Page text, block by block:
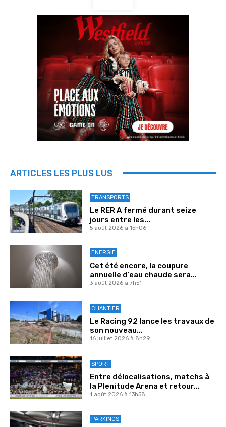
ARTICLES LES PLUS LUS
TRANSPORTS
Le RER A fermé durant seize
jours entre les...
5 août 2026 à 15h06
ENERGIE
Cet été encore, la coupure
annuelle d’eau chaude sera...
3 août 2026 à 7h51
CHANTIER
Le Racing 92 lance les travaux de
son nouveau...
16 juillet 2026 à 8h29
SPORT
Entre délocalisations, matchs à
la Plenitude Arena et retour...
1 août 2026 à 13h58
PARKINGS